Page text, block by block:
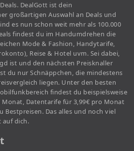
DealGott ist dein
großartigen Auswahl an Deals und
es nun schon weit mehr als 100.000
findest du im Handumdrehen die
Mode & Fashion, Handytarife,
Reise & Hotel uvm. Sei dabei,
ist und den nächsten Preisknaller
du nur Schnäppchen, die mindestens
liegen. Unter den besten
findest du beispielsweise
Datentarife für 3,99€ pro Monat
Bestpreisen. Das alles und noch viel
auf dich.